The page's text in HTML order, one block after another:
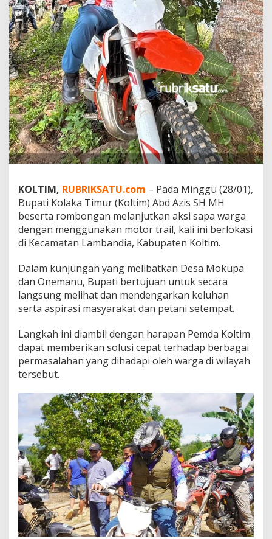
a
L
a
m
b
a
n
d
i
a
d
e
n
g
a
o
t
o
r
r
i
l
,
e
g
a
r
n
g
s
u
n
g
K
e
l
u
h
a
n
M
KOLTIM, RUBRIKSATU.com – Pada Minggu (28/01),
Bupati Kolaka Timur (Koltim) Abd Azis SH MH
beserta rombongan melanjutkan aksi sapa warga
dengan menggunakan motor trail, kali ini berlokasi
di Kecamatan Lambandia, Kabupaten Koltim.
Dalam kunjungan yang melibatkan Desa Mokupa
dan Onemanu, Bupati bertujuan untuk secara
langsung melihat dan mendengarkan keluhan
serta aspirasi masyarakat dan petani setempat.
Langkah ini diambil dengan harapan Pemda Koltim
dapat memberikan solusi cepat terhadap berbagai
permasalahan yang dihadapi oleh warga di wilayah
tersebut.